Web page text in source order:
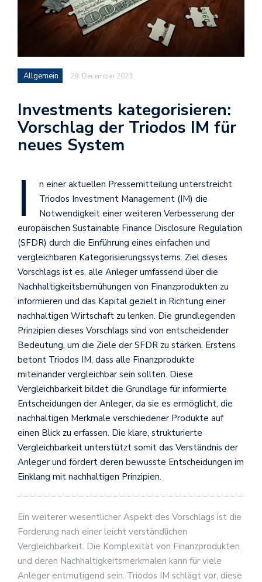
Allgemein 29. December 2023
Investments kategorisieren:
Vorschlag der Triodos IM für
neues System
I
n einer aktuellen Pressemitteilung unterstreicht
Triodos Investment Management (IM) die
Notwendigkeit einer weiteren Verbesserung der
europäischen Sustainable Finance Disclosure Regulation
(SFDR) durch die Einführung eines einfachen und
vergleichbaren Kategorisierungssystems. Ziel dieses
Vorschlags ist es, alle Anleger umfassend über die
Nachhaltigkeitsbemühungen von Finanzprodukten zu
informieren und das Kapital gezielt in Richtung einer
nachhaltigen Wirtschaft zu lenken. Die grundlegenden
Prinzipien dieses Vorschlags sind von entscheidender
Bedeutung, um die Ziele der SFDR zu stärken. Erstens
betont Triodos IM, dass alle Finanzprodukte
miteinander vergleichbar sein sollten. Diese
Vergleichbarkeit bildet die Grundlage für informierte
Entscheidungen der Anleger, da sie es ermöglicht, die
nachhaltigen Merkmale verschiedener Produkte auf
einen Blick zu erfassen. Die klare, strukturierte
Vergleichbarkeit unterstützt somit das Verständnis der
Anleger und fördert deren bewusste Entscheidungen im
Einklang mit nachhaltigen Prinzipien.
Ein weiterer wesentlicher Aspekt des Vorschlags ist die
Forderung nach einer leicht verständlichen
Vergleichbarkeit. Die Komplexität von Finanzprodukten
und deren Nachhaltigkeitsmerkmalen kann für viele
Anleger entmutigend sein. Triodos IM schlägt vor, diese